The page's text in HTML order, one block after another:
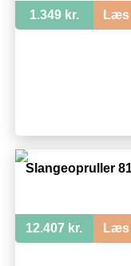
1.349 kr. Læs
Slangeopruller
12.407 kr. Læs